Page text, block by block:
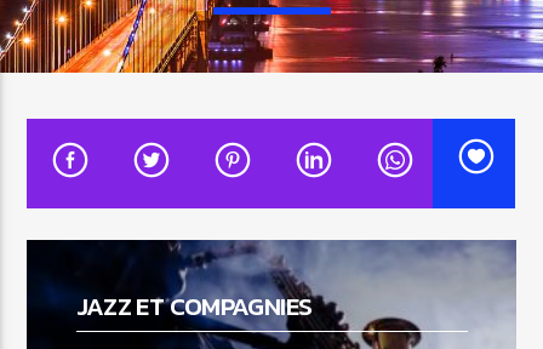
TITRE
ARTISTE
JAZZ ET COMPAGNIES